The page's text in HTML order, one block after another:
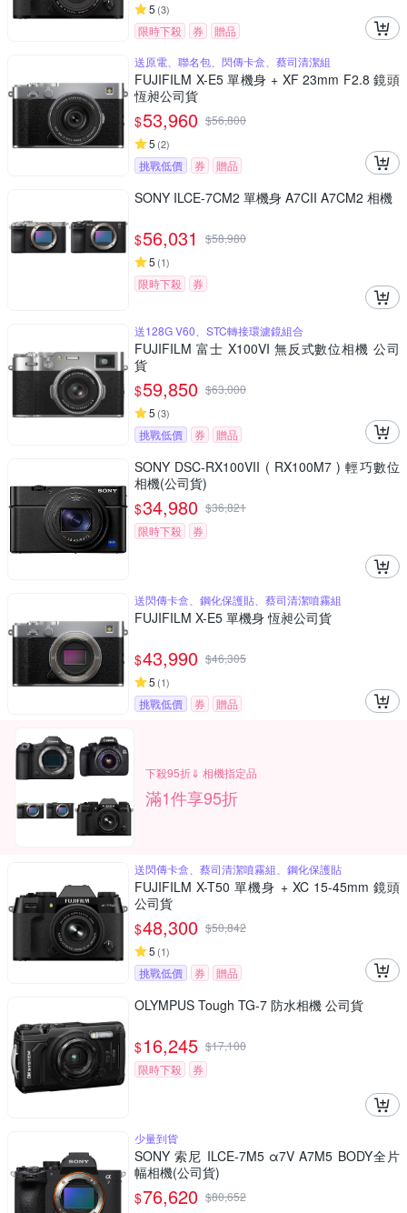
5 (3)
限時下殺 券
贈品
送原電、聯名包、閃傳卡盒、蔡司清潔組
FUJIFILM X-E5 單機身 + XF 23mm F2.8 鏡頭
恆昶公司貨
$53,960 $56,800
5 (2)
挑戰低價 券 贈品
SONY ILCE-7CM2 單機身 A7CII A7CM2 相機
$56,031 $58,980
5 (1)
限時下殺 券
送128G V60、STC轉接環濾鏡組合
FUJIFILM 富士 X100VI 無反式數位相機 公司
貨
$59,850 $63,000
5 (3)
挑戰低價 券 贈品
SONY DSC-RX100VII ( RX100M7 ) 輕巧數位
相機(公司貨)
$34,980 $36,821
限時下殺
券
送閃傳卡盒、鋼化保護貼、蔡司清潔噴霧組
FUJIFILM X-E5 單機身 恆昶公司貨
$43,990 $46,305
5 (1)
挑戰低價 券 贈品
下殺95折⇓ 相機指定品
滿1件享95折
送閃傳卡盒、蔡司清潔噴霧組、鋼化保護貼
FUJIFILM X-T50 單機身 + XC 15-45mm 鏡頭
公司貨
$48,300 $50,842
5 (1)
挑戰低價 券 贈品
OLYMPUS Tough TG-7 防水相機 公司貨
$16,245 $17,100
限時下殺
券
少量到貨
SONY 索尼 ILCE-7M5 α7V A7M5 BODY全片
幅相機(公司貨)
$76,620 $80,652